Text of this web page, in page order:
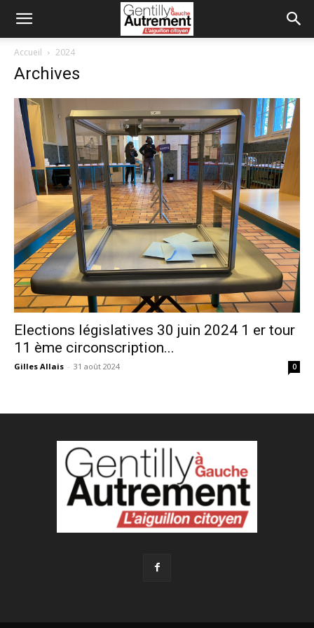
Accueil 2024
Archives
Elections législatives 30 juin 2024 1 er tour
11 ème circonscription...
Gilles Allais - 31 août 2024 0